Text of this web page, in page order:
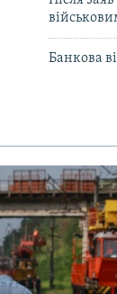
Банкова